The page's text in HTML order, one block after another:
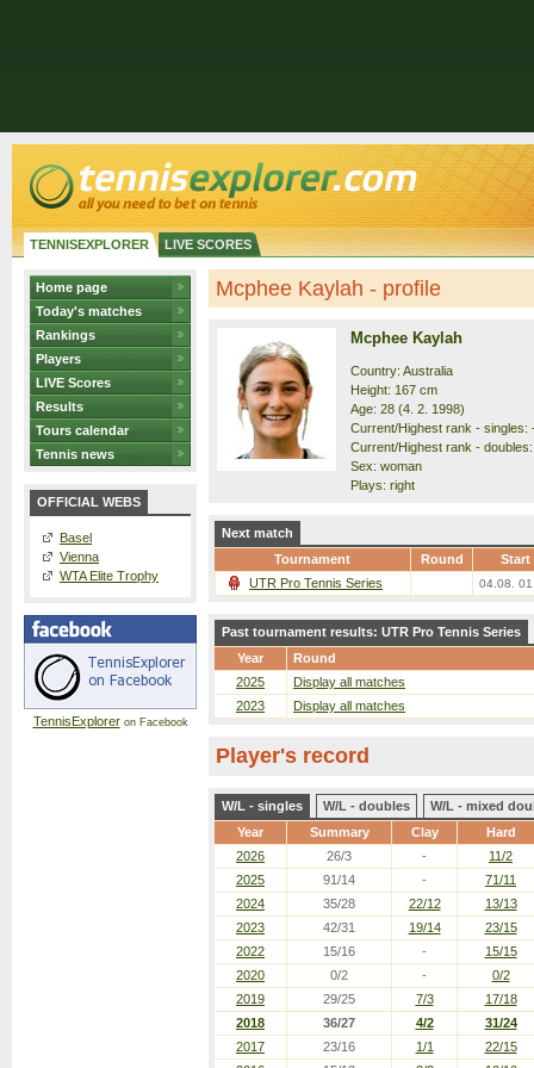
TENNISEXPLORER LIVE SCORES
Home page
Today's matches
Rankings
Players
LIVE Scores
Results
Tours calendar
Tennis news
OFFICIAL WEBS
Basel
Vienna
WTA Elite Trophy
TennisExploreron Facebook
Mcphee Kaylah - profile
Mcphee Kaylah
Country: Australia
Height: 167 cm
Age: 28 (4. 2. 1998)
Current/Highest rank - singles:
Current/Highest rank -
Sex: woman
Plays: right
Next match
Tournament
Round
Start
UTR Pro Tennis Series
04.08.
Past tournament results: UTR Pro Tennis Series
Year
Round
2025
Display all matches
2023
Display all matches
Player's record
W/L - singles W/L - doubles
W/L - mixed
Year
Summary Clay Hard
2026 26/3 -
11/2
2025
91/14 -
71/11
2024
35/28 22/12
13/13
2023
42/31 19/14
23/15
2022
15/16 -
15/15
2020
0/2 -
0/2
2019
29/25 7/3
17/18
2018
36/27 4/2
31/24
2017
23/16 1/1
22/15